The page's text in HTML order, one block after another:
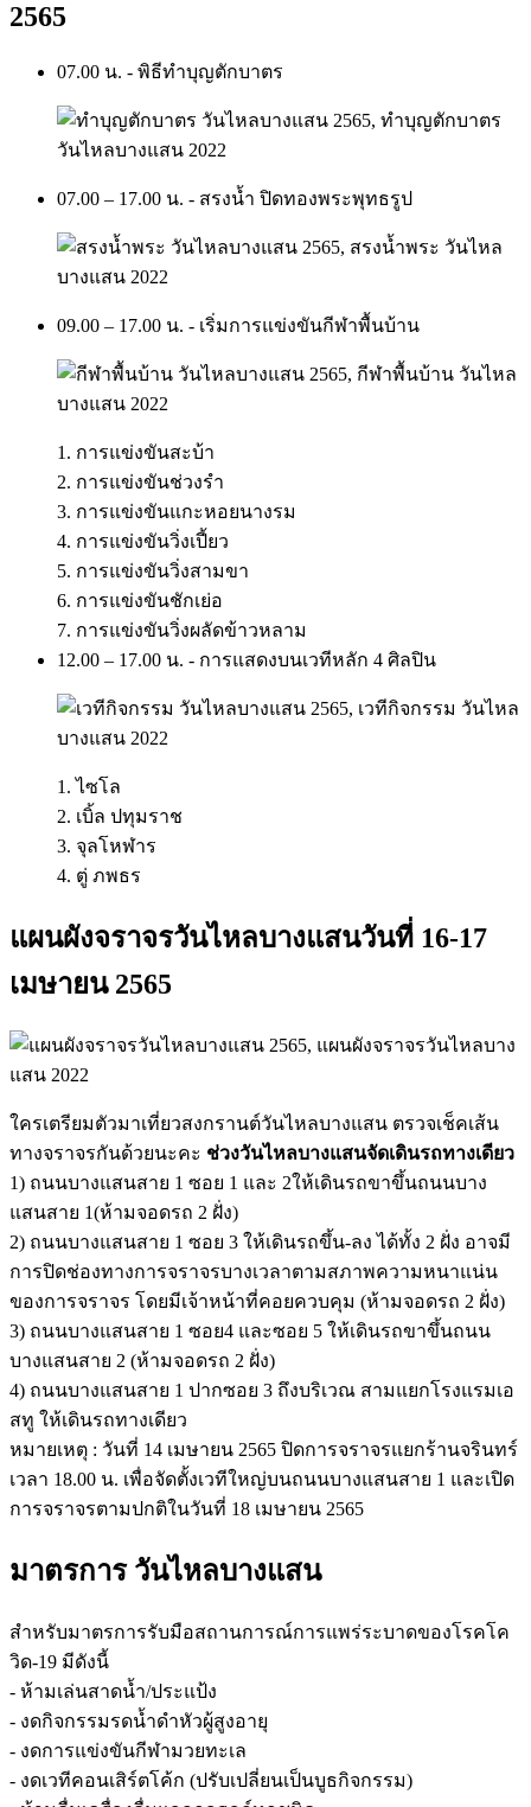
2565
07.00 น. - พิธีทำบุญตักบาตร
07.00 – 17.00 น. - สรงน้ำ ปิดทองพระพุทธรูป
09.00 – 17.00 น. - เริ่มการแข่งขันกีฬาพื้นบ้าน
1. การแข่งขันสะบ้า
2. การแข่งขันช่วงรำ
3. การแข่งขันแกะหอยนางรม
4. การแข่งขันวิ่งเปี้ยว
5. การแข่งขันวิ่งสามขา
6. การแข่งขันชักเย่อ
7. การแข่งขันวิ่งผลัดข้าวหลาม
12.00 – 17.00 น. - การแสดงบนเวทีหลัก 4 ศิลปิน
1. ไซโล
2. เบิ้ล ปทุมราช
3. จุลโหฬาร
4. ตู่ ภพธร
แผนผังจราจรวันไหลบางแสนวันที่ 16-17
เมษายน 2565
ใครเตรียมตัวมาเที่ยวสงกรานต์วันไหลบางแสน ตรวจเช็คเส้น
ทางจราจรกันด้วยนะคะ ช่วงวันไหลบางแสนจัดเดินรถทางเดียว
1) ถนนบางแสนสาย 1 ซอย 1 และ 2ให้เดินรถขาขึ้นถนนบาง
แสนสาย 1(ห้ามจอดรถ 2 ฝั่ง)
2) ถนนบางแสนสาย 1 ซอย 3 ให้เดินรถขึ้น-ลง ได้ทั้ง 2 ฝั่ง อาจมี
การปิดช่องทางการจราจรบางเวลาตามสภาพความหนาแน่น
ของการจราจร โดยมีเจ้าหน้าที่คอยควบคุม (ห้ามจอดรถ 2 ฝั่ง)
3) ถนนบางแสนสาย 1 ซอย4 และซอย 5 ให้เดินรถขาขึ้นถนน
บางแสนสาย 2 (ห้ามจอดรถ 2 ฝั่ง)
4) ถนนบางแสนสาย 1 ปากซอย 3 ถึงบริเวณ สามแยกโรงแรมเอ
สทู ให้เดินรถทางเดียว
หมายเหตุ : วันที่ 14 เมษายน 2565 ปิดการจราจรแยกร้านจรินทร์
เวลา 18.00 น. เพื่อจัดตั้งเวทีใหญ่บนถนนบางแสนสาย 1 และเปิด
การจราจรตามปกติในวันที่ 18 เมษายน 2565
มาตรการ วันไหลบางแสน
สำหรับมาตรการรับมือสถานการณ์การแพร่ระบาดของโรคโค
วิด-19 มีดังนี้
- ห้ามเล่นสาดน้ำ/ประแป้ง
- งดกิจกรรมรดน้ำดำหัวผู้สูงอายุ
- งดการแข่งขันกีฬามวยทะเล
- งดเวทีคอนเสิร์ตโค้ก (ปรับเปลี่ยนเป็นบูธกิจกรรม)